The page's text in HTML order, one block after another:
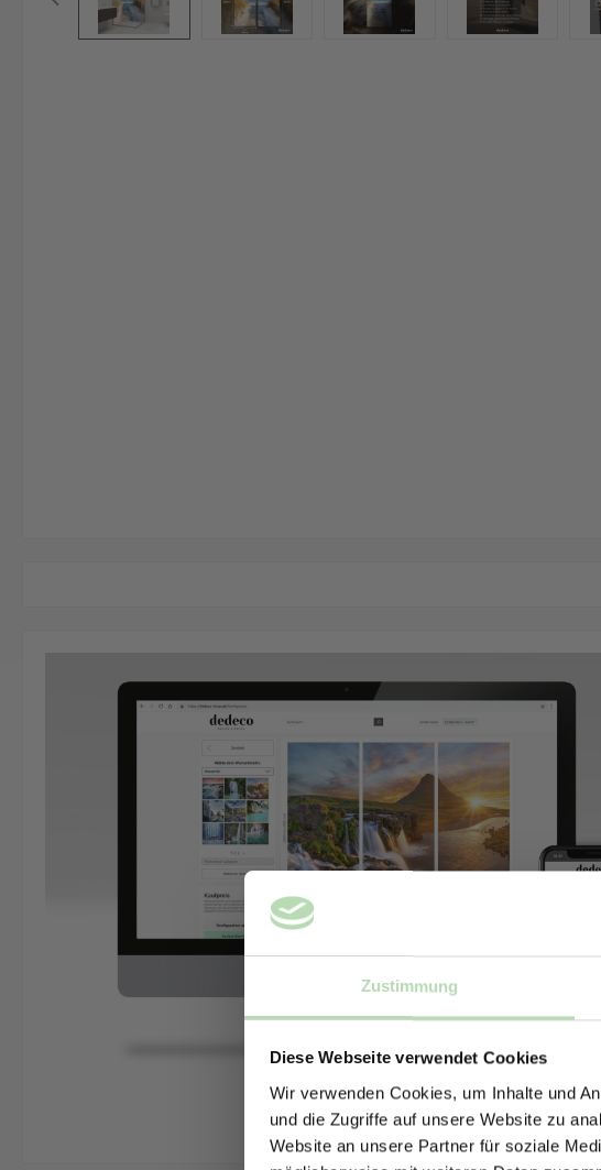
Zustimmung
Diese Webseite verwendet Cookies
Wir verwenden Cookies, um Inhalte und
und die Zugriffe auf unsere Website zu
Website an unsere Partner für soziale